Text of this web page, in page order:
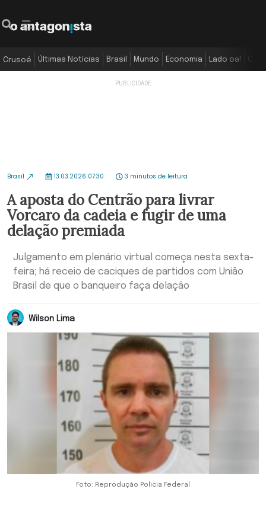
Crusoé Últimas Notícias Brasil Mundo Economia Lado oa!
Brasil 13.03.2026 07:30 3 minutos de leitura
A aposta do Centrão para livrar
Vorcaro da cadeia e fugir de uma
delação premiada
Julgamento em plenário virtual começa nesta sexta-
feira; há receio de caciques de partidos com União
Brasil de que o banqueiro faça delação
Wilson Lima
Foto: Reprodução Policia Federal